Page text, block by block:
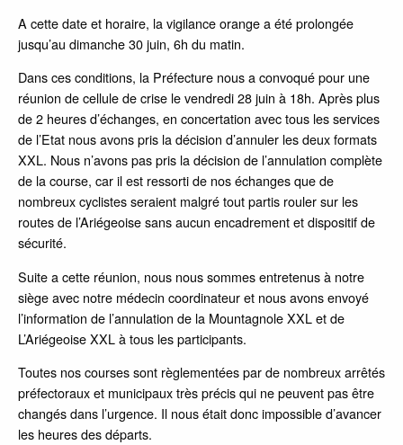
A cette date et horaire, la vigilance orange a été prolongée
jusqu’au dimanche 30 juin, 6h du matin.
Dans ces conditions, la Préfecture nous a convoqué pour une
réunion de cellule de crise le vendredi 28 juin à 18h. Après plus
de 2 heures d’échanges, en concertation avec tous les services
de l’Etat nous avons pris la décision d’annuler les deux formats
XXL. Nous n’avons pas pris la décision de l’annulation complète
de la course, car il est ressorti de nos échanges que de
nombreux cyclistes seraient malgré tout partis rouler sur les
routes de l’Ariégeoise sans aucun encadrement et dispositif de
sécurité.
Suite a cette réunion, nous nous sommes entretenus à notre
siège avec notre médecin coordinateur et nous avons envoyé
l’information de l’annulation de la Mountagnole XXL et de
L’Ariégeoise XXL à tous les participants.
Toutes nos courses sont règlementées par de nombreux arrêtés
préfectoraux et municipaux très précis qui ne peuvent pas être
changés dans l’urgence. Il nous était donc impossible d’avancer
les heures des départs.